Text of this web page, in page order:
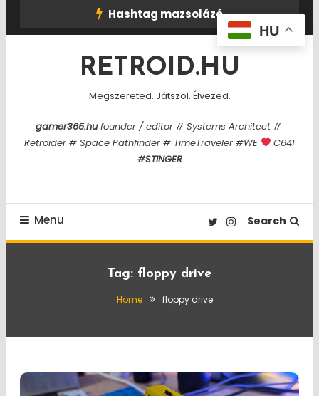
Hashtag mazsolázó
RETROID.HU
Megszereted. Játszol. Élvezed.
gamer365.hufounder / editor # Systems Architect #
Retroider # Space Pathfinder # TimeTraveler #WE
C64!
#STINGER
Menu Search
Tag: floppy drive
Home floppy drive
HU